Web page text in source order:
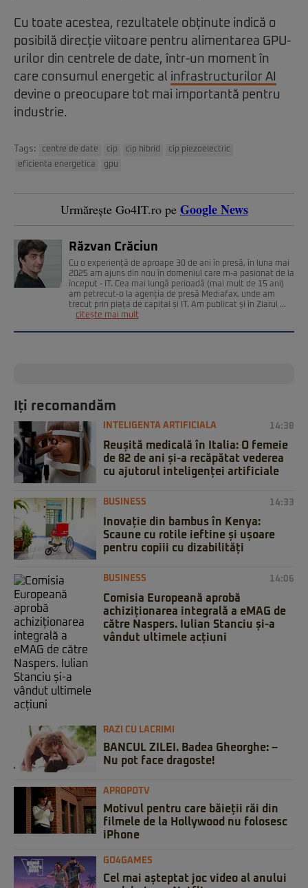
Cu toate acestea, rezultatele obținute indică o
posibilă direcție viitoare pentru alimentarea GPU-
urilor din centrele de date, într-un moment în
care consumul energetic al infrastructurilor AI
devine o preocupare tot mai importantă pentru
industrie.
Tags: centre de date cip cip hibrid
cip piezoelectric
eficienta energetica
gpu
Urmărește Go4IT.ro pe Google News
Răzvan Crăciun
Cu o experiență de aproape 30 de ani în presă, în luna mai
2025 am ajuns din nou în domeniul care m-a pasionat de la
început - IT. Cea mai lungă perioadă (mai mult de 15 ani)
am petrecut-o la agenția de presă Mediafax, unde am
trecut prin piața de capital și IT. Am publicat și în Ziarul ...
citește mai mult
Iți recomandăm
INTELIGENTA ARTIFICIALA 14:38
Reușită medicală în Italia: O femeie
de 82 de ani și-a recăpătat vederea
cu ajutorul inteligenței artificiale
BUSINESS 14:33
Inovație din bambus în Kenya:
Scaune cu rotile ieftine și ușoare
pentru copiii cu dizabilități
BUSINESS 14:06
Comisia Europeană aprobă
achiziționarea integrală a eMAG de
către Naspers. Iulian Stanciu și-a
vândut ultimele acțiuni
RAZI CU LACRIMI
BANCUL ZILEI. Badea Gheorghe: –
Nu pot face dragoste!
APROPOTV
Motivul pentru care băieții răi din
filmele de la Hollywood nu folosesc
iPhone
GO4GAMES
Cel mai așteptat joc video al anului